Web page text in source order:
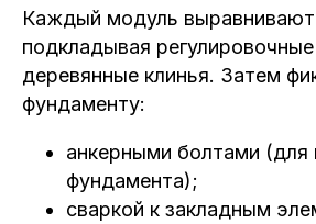
Каждый модуль
подкладывая
деревянные клинья. Затем
фундаменту:
анкерными болтами (для
фундамента);
сваркой к закладным